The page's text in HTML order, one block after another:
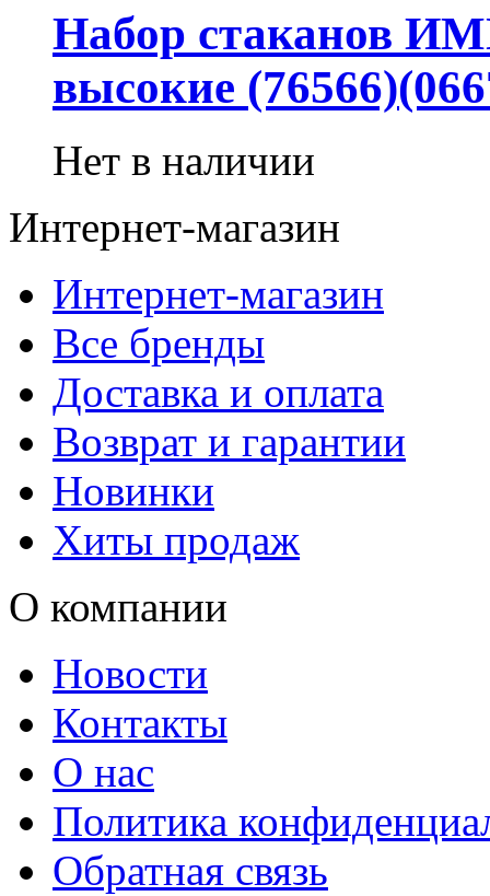
Набор стаканов
высокие
Нет в наличии
Интернет-магазин
Интернет-магазин
Все бренды
Доставка и оплата
Возврат и гарантии
Новинки
Хиты продаж
О компании
Новости
Контакты
О нас
Политика
Обратная связь